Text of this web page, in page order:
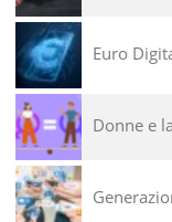
Euro
Donne e